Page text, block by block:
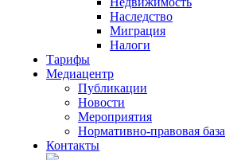
Наследство
Миграция
Налоги
Тарифы
Медиацентр
Публикации
Новости
Мероприятия
Нормативно-правовая база
Контакты